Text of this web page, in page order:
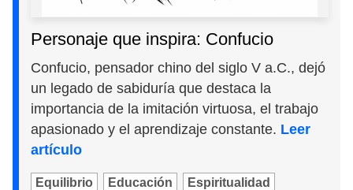
Personaje que inspira: Confucio
Confucio, pensador chino del siglo V a.C., dejó
un legado de sabiduría que destaca la
importancia de la imitación virtuosa, el trabajo
apasionado y el aprendizaje constante. Leer
artículo
Equilibrio Educación Espiritualidad